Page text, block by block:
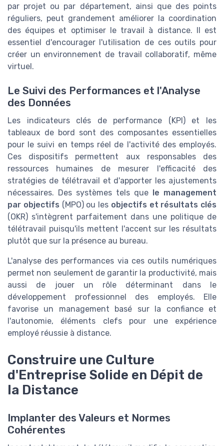
par projet ou par département, ainsi que des points
réguliers, peut grandement améliorer la coordination
des équipes et optimiser le travail à distance. Il est
essentiel d'encourager l'utilisation de ces outils pour
créer un environnement de travail collaboratif, même
virtuel.
Le Suivi des Performances et l'Analyse
des Données
Les indicateurs clés de performance (KPI) et les
tableaux de bord sont des composantes essentielles
pour le suivi en temps réel de l'activité des employés.
Ces dispositifs permettent aux responsables des
ressources humaines de mesurer l'efficacité des
stratégies de télétravail et d'apporter les ajustements
nécessaires. Des systèmes tels que le management
par objectifs (MPO) ou les objectifs et résultats clés
(OKR) s'intègrent parfaitement dans une politique de
télétravail puisqu'ils mettent l'accent sur les résultats
plutôt que sur la présence au bureau.
L'analyse des performances via ces outils numériques
permet non seulement de garantir la productivité, mais
aussi de jouer un rôle déterminant dans le
développement professionnel des employés. Elle
favorise un management basé sur la confiance et
l'autonomie, éléments clefs pour une expérience
employé réussie à distance.
Construire une Culture
d'Entreprise Solide en Dépit de
la Distance
Implanter des Valeurs et Normes
Cohérentes